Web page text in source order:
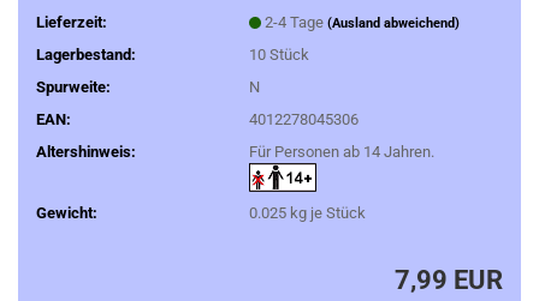
Lieferzeit:
2-4 Tage (Ausland abweichend)
Lagerbestand: 10 Stück
Spurweite:
N
EAN:
4012278045306
Altershinweis:
Für Personen ab 14 Jahren.
Gewicht: 0.025kg je Stück
7,99 EUR